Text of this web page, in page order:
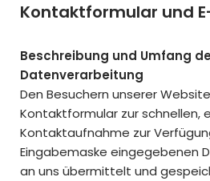
Kontaktformular und
Beschreibung und Umfang
Datenverarbeitung
Den Besuchern unserer
Kontaktformular zur schnellen,
Kontaktaufnahme zur
Eingabemaske eingegebenen
an uns übermittelt und